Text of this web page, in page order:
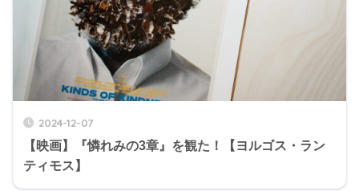
2024-12-07
【映画】『憐れみの3章』を観た！【ヨルゴス・ラン
ティモス】